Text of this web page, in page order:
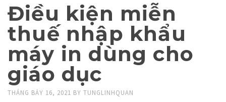
Điều kiện miễn
thuế nhập khẩu
máy in dùng cho
giáo dục
THÁNG BẢY 16, 2021 BY TUNGLINHQUAN